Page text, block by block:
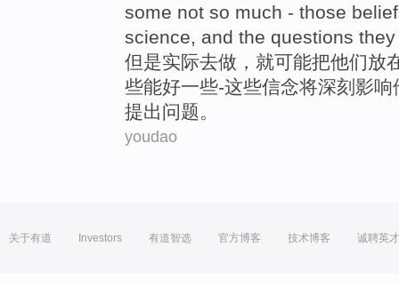
some not so much - those
science, and the questions
但是实际去做 ， 就可能把他们放
些能好一些-这些信念将深刻影响
提出问题 。
youdao
关于有道 Investors 有道智选 官方博客 技术博客 诚聘英才